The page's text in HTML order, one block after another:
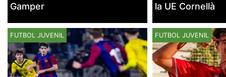
Gamper
la UE Cornellà
FUTBOL JUVENIL FUTBOL JUVENIL